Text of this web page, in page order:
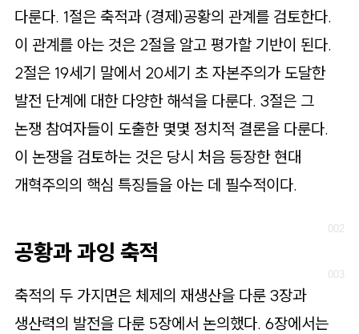
다룬다. 1절은 축적과 (경제)공황의 관계를 검토한다.
이 관계를 아는 것은 2절을 알고 평가할 기반이 된다.
2절은 19세기 말에서 20세기 초 자본주의가 도달한
발전 단계에 대한 다양한 해석을 다룬다. 3절은 그
논쟁 참여자들이 도출한 몇몇 정치적 결론을 다룬다.
이 논쟁을 검토하는 것은 당시 처음 등장한 현대
개혁주의의 핵심 특징들을 아는 데 필수적이다.
공황과 과잉 축적
축적의 두 가지면은 체제의 재생산을 다룬 3장과
생산력의 발전을 다룬 5장에서 논의했다. 6장에서는